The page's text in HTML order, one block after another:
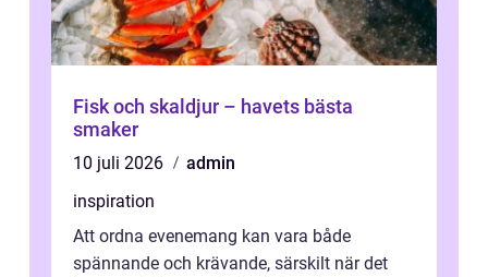
Fisk och skaldjur – havets bästa
smaker
10 juli 2026
admin
inspiration
Att ordna evenemang kan vara både
spännande och krävande, särskilt när det